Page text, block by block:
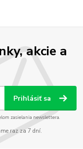
akcie a
Prihlásiť sa
zasielania newslettera.
raz za 7 dní.